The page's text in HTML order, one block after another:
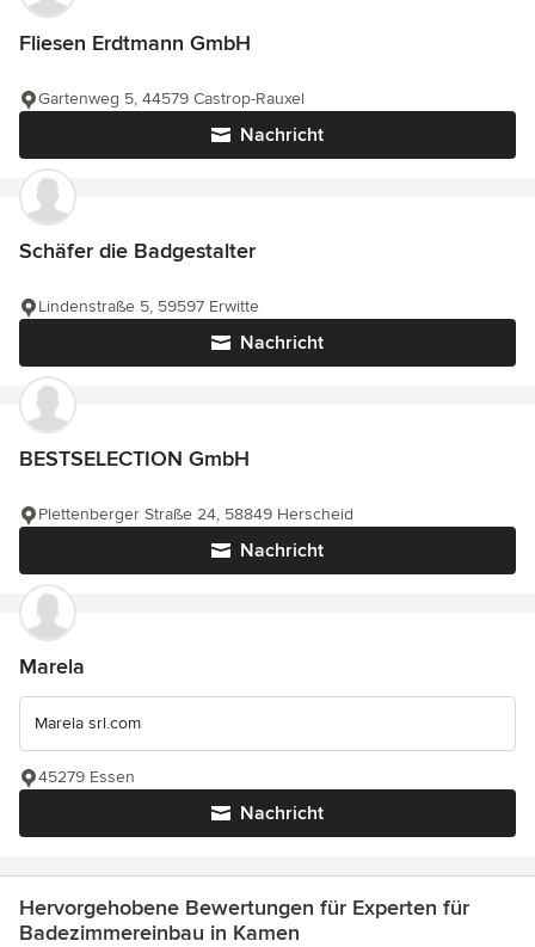
Fliesen Erdtmann GmbH
Nachricht
Gartenweg 5, 44579 Castrop-Rauxel
Schäfer die Badgestalter
Nachricht
Lindenstraße 5, 59597 Erwitte
BESTSELECTION GmbH
Nachricht
Plettenberger Straße 24, 58849 Herscheid
Marela
Marela srl.com
Nachricht
45279 Essen
Hervorgehobene Bewertungen für Experten für
Badezimmereinbau in Kamen